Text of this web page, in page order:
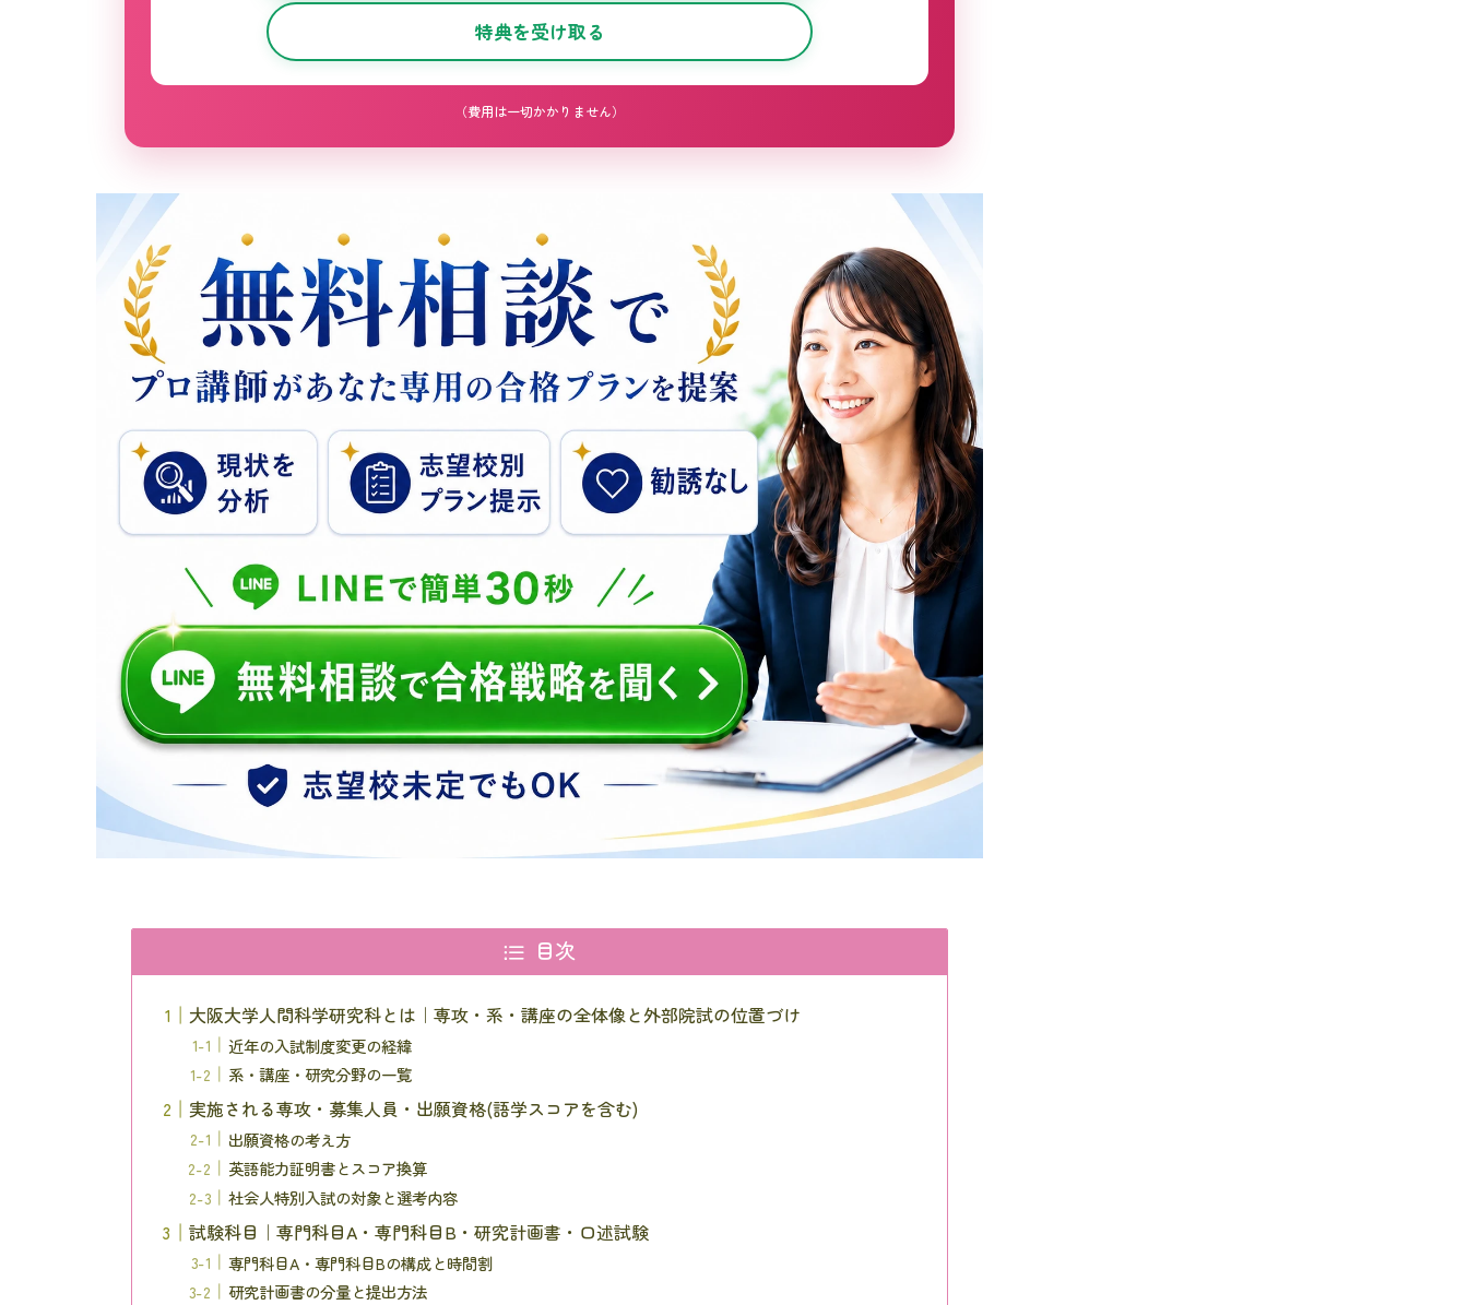
特典を受け取る
（費用は一切かかりません）
目次
大阪大学人間科学研究科とは｜専攻・系・講座の全体像と外部院試の位置づけ
近年の入試制度変更の経緯
系・講座・研究分野の一覧
実施される専攻・募集人員・出願資格(語学スコアを含む)
出願資格の考え方
英語能力証明書とスコア換算
社会人特別入試の対象と選考内容
試験科目｜専門科目A・専門科目B・研究計画書・口述試験
専門科目A・専門科目Bの構成と時間割
研究計画書の分量と提出方法